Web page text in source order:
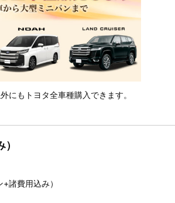
にもトヨタ全車種購入できます。
+諸費用込み）